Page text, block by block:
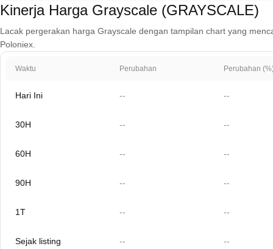
Kinerja Harga Grayscale (GRAYSCALE)
Lacak pergerakan harga Grayscale dengan tampilan chart yang
Poloniex.
Waktu Perubahan Perubahan
Hari Ini -- --
30H -- --
60H -- --
90H -- --
1T -- --
Sejak listing -- --